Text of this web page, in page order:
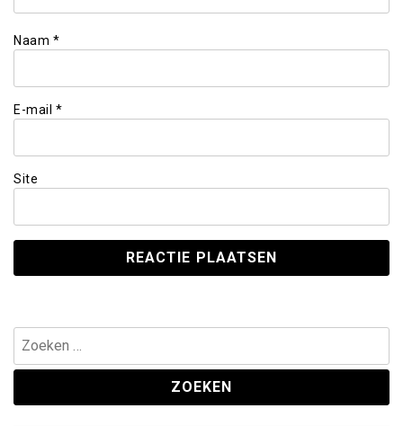
Naam *
E-mail *
Site
Zoeken
naar: